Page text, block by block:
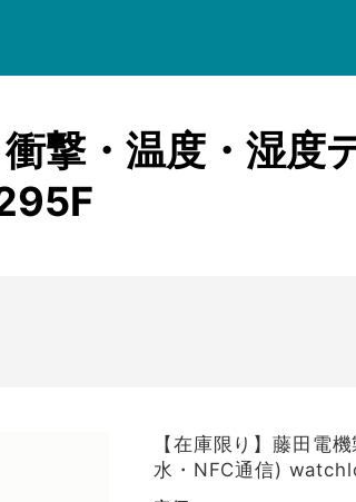
三和電気計器
テクシオ
撃・温度・湿度
【在庫限り】藤田電
水・NFC通信)